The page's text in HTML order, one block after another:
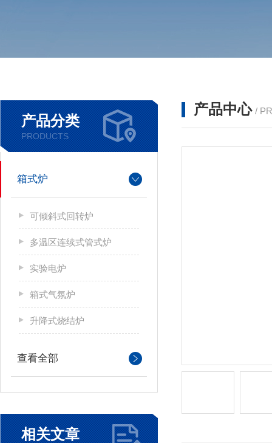
产品分类
PRODUCTS
箱式炉
可倾斜式回转炉
多温区连续式管式炉
实验电炉
箱式气氛炉
升降式烧结炉
查看全部
相关文章
产品中心 /